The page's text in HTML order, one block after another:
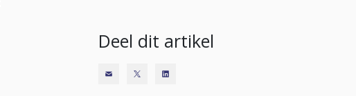
Deel dit artikel